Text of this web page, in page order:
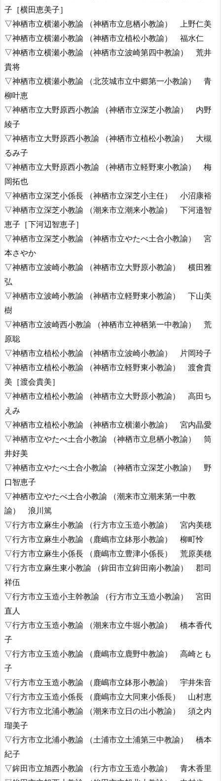
子［横田恵美子］
▽神栖市立横瀬小教諭 （神栖市立息栖小教諭） 上野仁美
▽神栖市立横瀬小教諭 （神栖市立植松小教諭） 福水仁
▽神栖市立横瀬小教諭 （神栖市立波崎第四中教諭） 荒井
貴将
▽神栖市立横瀬小教諭 （北茨城市立中郷第一小教諭） 青
柳叶恵
▽神栖市立大野原西小教諭 （神栖市立深芝小教諭） 内野
綾子
▽神栖市立大野原西小教諭 （神栖市立植松小教諭） 大槻
るみ子
▽神栖市立大野原西小教諭 （神栖市立軽野東小教諭） 梅
岡拓也
▽神栖市立深芝小係長 （神栖市立深芝小主任） 小沼康裕
▽神栖市立深芝小教諭 （潮来市立潮来小教諭） 下河邉智
恵子［下河辺智恵子］
▽神栖市立深芝小教諭 （神栖市立やたべ土合小教諭） 宮
本さやか
▽神栖市立波崎小教諭 （神栖市立大野原小教諭） 横田雅
弘
▽神栖市立波崎小教諭 （神栖市立軽野東小教諭） 下山美
樹
▽神栖市立波崎西小教諭 （神栖市立神栖第一中教諭） 荒
原聡
▽神栖市立植松小教諭 （神栖市立波崎小教諭） 片岡玲子
▽神栖市立植松小教諭 （神栖市立軽野東小教諭） 渡會貴
美［渡会貴美］
▽神栖市立植松小教諭 （神栖市立大野原小教諭） 高田ち
えみ
▽神栖市立植松小教諭 （神栖市立横瀬小教諭） 宮内晶愛
▽神栖市立やたべ土合小教諭 （神栖市立息栖小教諭） 筒
井好美
▽神栖市立やたべ土合小教諭 （神栖市立深芝小教諭） 野
口智恵子
▽神栖市立やたべ土合小教諭 （潮来市立潮来第一中教
諭） 浪川篤
▽行方市立麻生小教諭 （行方市立玉造小教諭） 宮内美穂
▽行方市立麻生小教諭 （鹿嶋市立鉢形小教諭） 柳町怜
▽行方市立麻生小係長 （鹿嶋市立豊津小係長） 荒原美穂
▽行方市立麻生東小教諭 （鉾田市立鉾田南小教諭） 郡司
祥伍
▽行方市立玉造小主幹教諭 （行方市立玉造小教諭） 宮田
直人
▽行方市立玉造小教諭 （潮来市立牛堀小教諭） 橋本香代
子
▽行方市立玉造小教諭 （鹿嶋市立鹿野中教諭） 高崎とも
子
▽行方市立玉造小教諭 （鹿嶋市立鉢形小教諭） 宇井朱音
▽行方市立玉造小係長 （鹿嶋市立大同東小係長） 山村恵
▽行方市立北浦小教諭 （潮来市立日の出小教諭） 須之内
瑠美子
▽行方市立北浦小教諭 （土浦市立土浦第三中教諭） 橋本
紀子
▽鉾田市立旭西小教諭 （行方市立玉造小教諭） 青木香里